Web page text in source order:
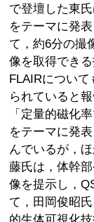
で登壇した東
をテーマに発
て，約6分の撮
像を取得でき
FLAIRについ
られていると
「定量的磁化
をテーマに発
んでいるが，
藤氏は，体幹
像を提示し，
て，田岡俊昭
的生体可視化